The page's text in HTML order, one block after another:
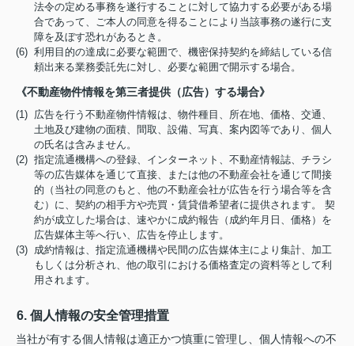
法令の定める事務を遂行することに対して協力する必要がある場
合であって、ご本人の同意を得ることにより当該事務の遂行に支
障を及ぼす恐れがあるとき。
(6) 利用目的の達成に必要な範囲で、機密保持契約を締結している信
頼出来る業務委託先に対し、必要な範囲で開示する場合。
《不動産物件情報を第三者提供（広告）する場合》
(1) 広告を行う不動産物件情報は、物件種目、所在地、価格、交通、
土地及び建物の面積、間取、設備、写真、案内図等であり、個人
の氏名は含みません。
(2) 指定流通機構への登録、インターネット、不動産情報誌、チラシ
等の広告媒体を通じて直接、または他の不動産会社を通じて間接
的（当社の同意のもと、他の不動産会社が広告を行う場合等を含
む）に、契約の相手方や売買・賃貸借希望者に提供されます。 契
約が成立した場合は、速やかに成約報告（成約年月日、価格）を
広告媒体主等へ行い、広告を停止します。
(3) 成約情報は、指定流通機構や民間の広告媒体主により集計、加工
もしくは分析され、他の取引における価格査定の資料等として利
用されます。
6. 個人情報の安全管理措置
当社が有する個人情報は適正かつ慎重に管理し、個人情報への不